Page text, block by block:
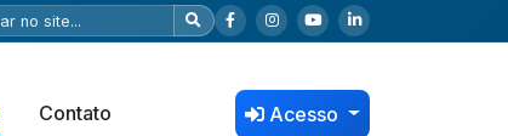
Contato Acesso